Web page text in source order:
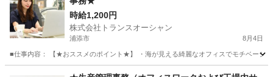
時給1,200円
株式会社トランスオーシャン
浦添市 8月4日
■仕事内容： 【★おススメのポイント★】 ・海が見える綺麗なオフィスでモチベーシ
その他 立体駐車場